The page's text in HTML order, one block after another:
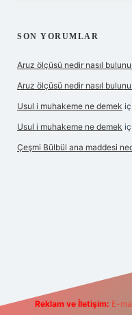
SON YORUMLAR
Aruz ölçüsü nedir nasıl
Aruz ölçüsü nedir nasıl
Usul i muhakeme ne demek
Usul i muhakeme ne demek
Çeşmi Bülbül ana maddesi
Reklam ve İletişim: E-